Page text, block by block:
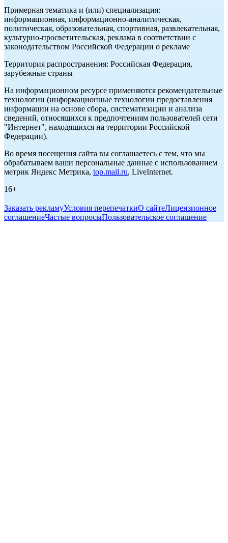
Примерная тематика и (или) специализация:
информационная, информационно-аналитическая,
политическая, образовательная, спортивная, развлекательная,
культурно-просветительская, реклама в соответствии с
законодательством Российской Федерации о рекламе
Территория распространения: Российская Федерация,
зарубежные страны
На информационном ресурсе применяются рекомендательные
технологии (информационные технологии предоставления
информации на основе сбора, систематизации и анализа
сведений, относящихся к предпочтениям пользователей сети
"Интернет", находящихся на территории Российской
Федерации).
Во время посещения сайта вы соглашаетесь с тем, что мы
обрабатываем ваши персональные данные с использованием
метрик Яндекс Метрика, top.mail.ru, LiveInternet.
16+
Заказать рекламуУсловия перепечаткиО сайтеЛицензионное
соглашениеЧастые вопросыПользовательское соглашение